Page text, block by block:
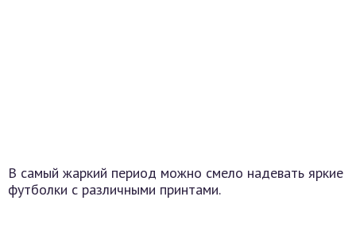
В самый жаркий период можно смело надевать яркие
футболки с различными принтами.